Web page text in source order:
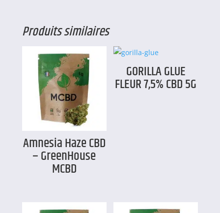
Produits similaires
Amnesia Haze CBD
– GreenHouse
MCBD
GORILLA GLUE
FLEUR 7,5% CBD 5G